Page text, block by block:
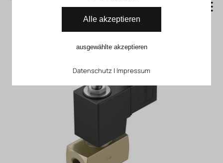
Magnetventil VZWD
Alle akzeptieren
ausgewählte akzeptieren
Datenschutz | Impressum